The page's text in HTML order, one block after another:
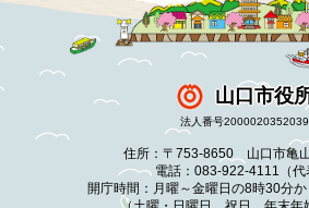
山口市役
法人番号2000020352039
住所：〒753-8650 山口市亀
電話：083-922-4111（代
開庁時間：月曜～金曜日の8時30分